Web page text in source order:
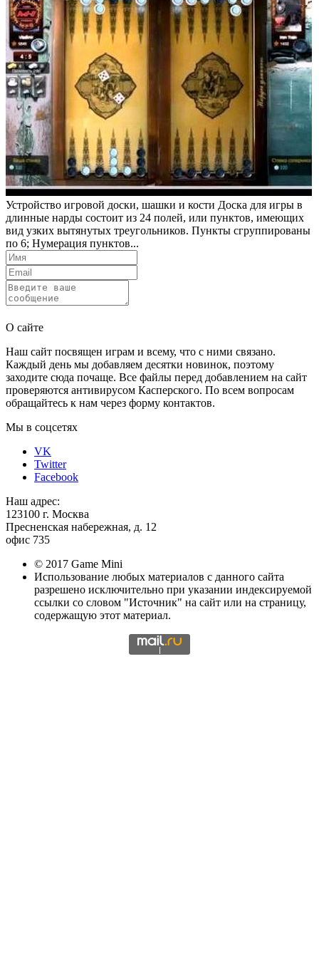
Устройство игровой доски, шашки и кости Доска для игры в
длинные нарды состоит из 24 полей, или пунктов, имеющих
вид узких вытянутых треугольников. Пункты сгруппированы
по 6; Нумерация пунктов...
О сайте
Наш сайт посвящен играм и всему, что с ними связано.
Каждый день мы добавляем десятки новинок, поэтому
заходите сюда почаще. Все файлы перед добавлением на сайт
проверяются антивирусом Касперского. По всем вопросам
обращайтесь к нам через форму контактов.
Мы в соцсетях
VK
Twitter
Facebook
Наш адрес:
123100 г. Москва
Пресненская набережная, д. 12
офис 735
© 2017 Game Mini
Использование любых материалов с данного сайта
разрешено исключительно при указании индексируемой
ссылки со словом "Источник" на сайт или на страницу,
содержащую этот материал.